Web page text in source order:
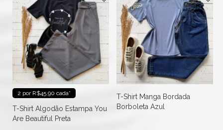
2 por R$45.90 cada*
T-Shirt Algodão Estampa You
Are Beautiful Preta
T-Shirt Manga Bordada
Borboleta Azul